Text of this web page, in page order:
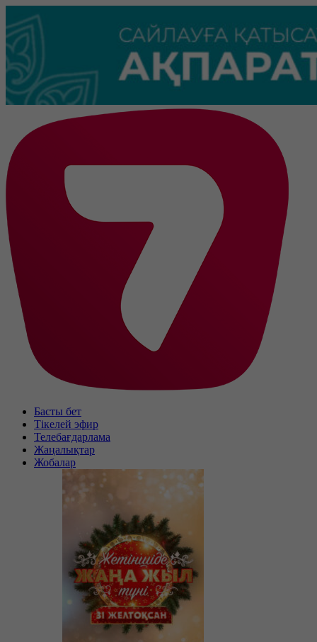
Басты бет
Тікелей эфир
Телебағдарлама
Жаңалықтар
Жобалар